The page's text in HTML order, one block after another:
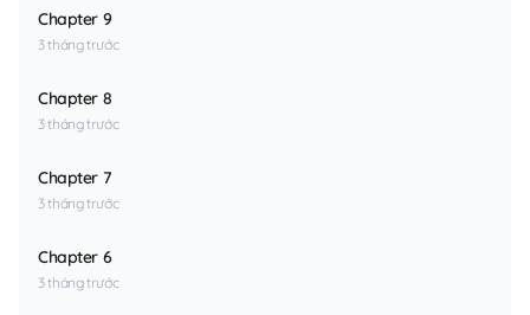
Chapter 9
3 tháng trước
Chapter 8
3 tháng trước
Chapter 7
3 tháng trước
Chapter 6
3 tháng trước